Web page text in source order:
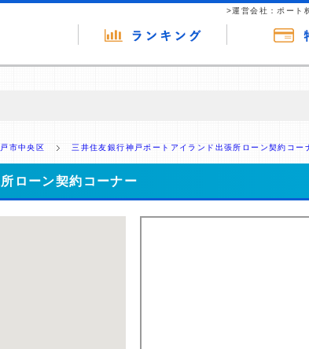
>運営会社：ポート
ています。
市中央区 三井住友銀行神戸ポートアイランド出張所ローン契約コー
ローン契約コーナー